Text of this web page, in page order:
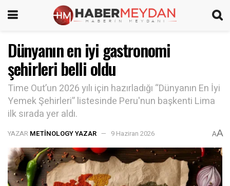
Dünyanın en iyi gastronomi
şehirleri belli oldu
Time Out’un 2026 yılı için hazırladığı “Dünyanın En İyi
Yemek Şehirleri” listesinde Peru'nun başkenti Lima
ilk sırada yer aldı.
YAZAR METINOLOGY YAZAR 9 Haziran 2026 AA